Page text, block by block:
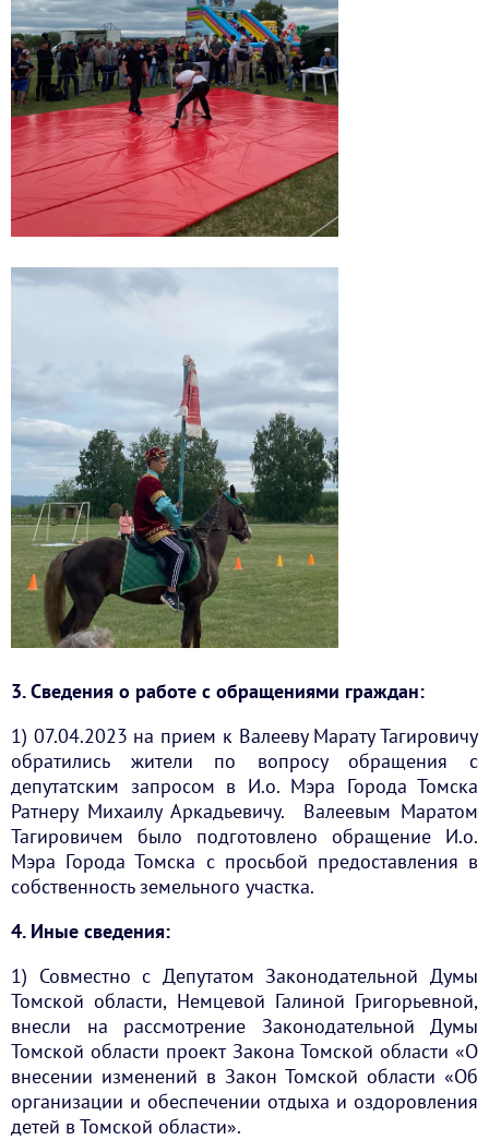
3. Сведения о работе с обращениями граждан:
1) 07.04.2023 на прием к Валееву Марату Тагировичу
обратились жители по вопросу обращения с
депутатским запросом в И.о. Мэра Города Томска
Ратнеру Михаилу Аркадьевичу. Валеевым Маратом
Тагировичем было подготовлено обращение И.о.
Мэра Города Томска с просьбой предоставления в
собственность земельного участка.
4. Иные сведения:
1) Совместно с Депутатом Законодательной Думы
Томской области, Немцевой Галиной Григорьевной,
внесли на рассмотрение Законодательной Думы
Томской области проект Закона Томской области «О
внесении изменений в Закон Томской области «Об
организации и обеспечении отдыха и оздоровления
детей в Томской области».